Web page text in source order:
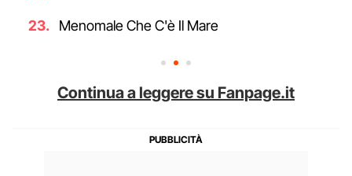
Menomale Che C'è Il Mare
Continua a leggere su Fanpage.it